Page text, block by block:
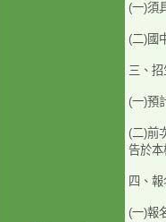
(一)須
(二)國
三、
(一)預
(二)前
告於本
四、
(一)報